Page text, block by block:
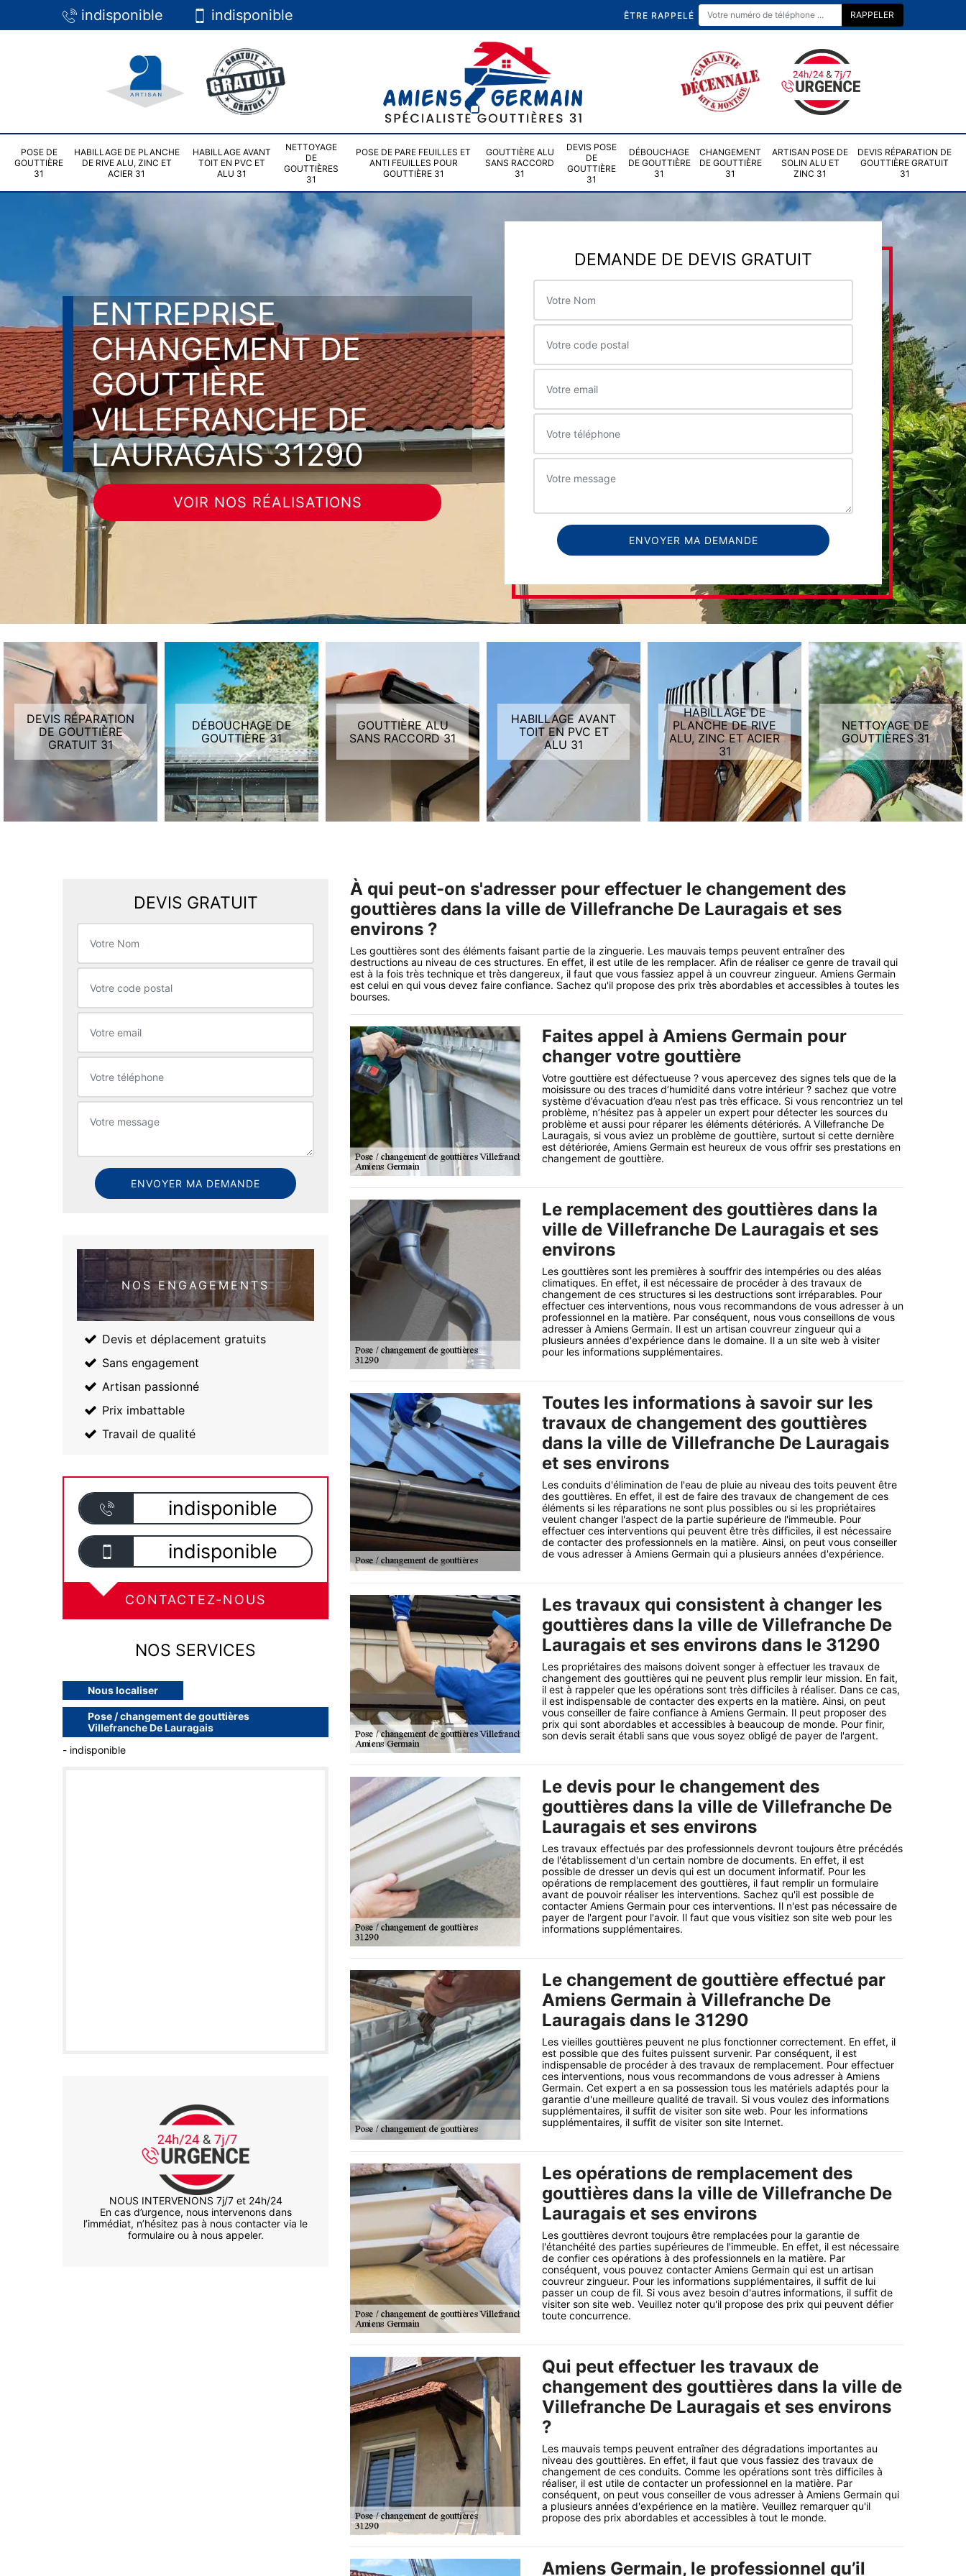
indisponible indisponible ÊTRE RAPPELÉ
POSE DE
GOUTTIÈRE
31
HABILLAGE DE PLANCHE
DE RIVE ALU, ZINC ET
ACIER 31
HABILLAGE AVANT
TOIT EN PVC ET
ALU 31
NETTOYAGE
DE
GOUTTIÈRES
31
POSE DE PARE FEUILLES ET
ANTI FEUILLES POUR
GOUTTIÈRE 31
GOUTTIÈRE ALU
SANS RACCORD
31
DEVIS POSE
DE
GOUTTIÈRE
31
DÉBOUCHAGE
DE GOUTTIÈRE
31
CHANGEMENT
DE GOUTTIÈRE
31
ARTISAN POSE DE
SOLIN ALU ET
ZINC 31
DEVIS RÉPARATION DE
GOUTTIÈRE GRATUIT
31
ENTREPRISE
CHANGEMENT DE
GOUTTIÈRE
VILLEFRANCHE DE
LAURAGAIS 31290
VOIR NOS RÉALISATIONS
DEMANDE DE DEVIS GRATUIT
DEVIS RÉPARATION
DE GOUTTIÈRE
GRATUIT 31
DÉBOUCHAGE DE
GOUTTIÈRE 31
GOUTTIÈRE ALU
SANS RACCORD 31
HABILLAGE AVANT
TOIT EN PVC ET
ALU 31
HABILLAGE DE
PLANCHE DE RIVE
ALU, ZINC ET ACIER
31
NETTOYAGE DE
GOUTTIÈRES 31
DEVIS GRATUIT
NOS ENGAGEMENTS
Devis et déplacement gratuits
Sans engagement
Artisan passionné
Prix imbattable
Travail de qualité
indisponible
indisponible
CONTACTEZ-NOUS
NOS SERVICES
Nous localiser
Pose / changement de gouttières
Villefranche De Lauragais
- indisponible
NOUS INTERVENONS 7j/7 et 24h/24
En cas d’urgence, nous intervenons dans
l’immédiat, n’hésitez pas à nous contacter via le
formulaire ou à nous appeler.
À qui peut-on s'adresser pour effectuer le changement des
gouttières dans la ville de Villefranche De Lauragais et ses
environs ?
Les gouttières sont des éléments faisant partie de la zinguerie. Les mauvais temps peuvent entraîner des
destructions au niveau de ces structures. En effet, il est utile de les remplacer. Afin de réaliser ce genre de travail qui
est à la fois très technique et très dangereux, il faut que vous fassiez appel à un couvreur zingueur. Amiens Germain
est celui en qui vous devez faire confiance. Sachez qu'il propose des prix très abordables et accessibles à toutes les
bourses.
Faites appel à Amiens Germain pour
changer votre gouttière
Votre gouttière est défectueuse ? vous apercevez des signes tels que de la
moisissure ou des traces d’humidité dans votre intérieur ? sachez que votre
système d’évacuation d’eau n’est pas très efficace. Si vous rencontriez un tel
problème, n’hésitez pas à appeler un expert pour détecter les sources du
problème et aussi pour réparer les éléments détériorés. A Villefranche De
Lauragais, si vous aviez un problème de gouttière, surtout si cette dernière
est détériorée, Amiens Germain est heureux de vous offrir ses prestations en
changement de gouttière.
Le remplacement des gouttières dans la
ville de Villefranche De Lauragais et ses
environs
Les gouttières sont les premières à souffrir des intempéries ou des aléas
climatiques. En effet, il est nécessaire de procéder à des travaux de
changement de ces structures si les destructions sont irréparables. Pour
effectuer ces interventions, nous vous recommandons de vous adresser à un
professionnel en la matière. Par conséquent, nous vous conseillons de vous
adresser à Amiens Germain. Il est un artisan couvreur zingueur qui a
plusieurs années d'expérience dans le domaine. Il a un site web à visiter
pour les informations supplémentaires.
Toutes les informations à savoir sur les
travaux de changement des gouttières
dans la ville de Villefranche De Lauragais
et ses environs
Les conduits d'élimination de l'eau de pluie au niveau des toits peuvent être
des gouttières. En effet, il est de faire des travaux de changement de ces
éléments si les réparations ne sont plus possibles ou si les propriétaires
veulent changer l'aspect de la partie supérieure de l'immeuble. Pour
effectuer ces interventions qui peuvent être très difficiles, il est nécessaire
de contacter des professionnels en la matière. Ainsi, on peut vous conseiller
de vous adresser à Amiens Germain qui a plusieurs années d'expérience.
Les travaux qui consistent à changer les
gouttières dans la ville de Villefranche De
Lauragais et ses environs dans le 31290
Les propriétaires des maisons doivent songer à effectuer les travaux de
changement des gouttières qui ne peuvent plus remplir leur mission. En fait,
il est à rappeler que les opérations sont très difficiles à réaliser. Dans ce cas,
il est indispensable de contacter des experts en la matière. Ainsi, on peut
vous conseiller de faire confiance à Amiens Germain. Il peut proposer des
prix qui sont abordables et accessibles à beaucoup de monde. Pour finir,
son devis serait établi sans que vous soyez obligé de payer de l'argent.
Le devis pour le changement des
gouttières dans la ville de Villefranche De
Lauragais et ses environs
Les travaux effectués par des professionnels devront toujours être précédés
de l'établissement d'un certain nombre de documents. En effet, il est
possible de dresser un devis qui est un document informatif. Pour les
opérations de remplacement des gouttières, il faut remplir un formulaire
avant de pouvoir réaliser les interventions. Sachez qu'il est possible de
contacter Amiens Germain pour ces interventions. Il n'est pas nécessaire de
payer de l'argent pour l'avoir. Il faut que vous visitiez son site web pour les
informations supplémentaires.
Le changement de gouttière effectué par
Amiens Germain à Villefranche De
Lauragais dans le 31290
Les vieilles gouttières peuvent ne plus fonctionner correctement. En effet, il
est possible que des fuites puissent survenir. Par conséquent, il est
indispensable de procéder à des travaux de remplacement. Pour effectuer
ces interventions, nous vous recommandons de vous adresser à Amiens
Germain. Cet expert a en sa possession tous les matériels adaptés pour la
garantie d'une meilleure qualité de travail. Si vous voulez des informations
supplémentaires, il suffit de visiter son site web. Pour les informations
supplémentaires, il suffit de visiter son site Internet.
Les opérations de remplacement des
gouttières dans la ville de Villefranche De
Lauragais et ses environs
Les gouttières devront toujours être remplacées pour la garantie de
l'étanchéité des parties supérieures de l'immeuble. En effet, il est nécessaire
de confier ces opérations à des professionnels en la matière. Par
conséquent, vous pouvez contacter Amiens Germain qui est un artisan
couvreur zingueur. Pour les informations supplémentaires, il suffit de lui
passer un coup de fil. Si vous avez besoin d'autres informations, il suffit de
visiter son site web. Veuillez noter qu'il propose des prix qui peuvent défier
toute concurrence.
Qui peut effectuer les travaux de
changement des gouttières dans la ville de
Villefranche De Lauragais et ses environs
?
Les mauvais temps peuvent entraîner des dégradations importantes au
niveau des gouttières. En effet, il faut que vous fassiez des travaux de
changement de ces conduits. Comme les opérations sont très difficiles à
réaliser, il est utile de contacter un professionnel en la matière. Par
conséquent, on peut vous conseiller de vous adresser à Amiens Germain qui
a plusieurs années d'expérience en la matière. Veuillez remarquer qu'il
propose des prix abordables et accessibles à tout le monde.
Amiens Germain, le professionnel qu’il